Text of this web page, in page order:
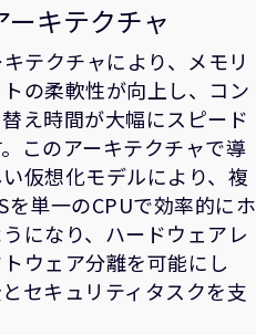
キテクチャ
テクチャにより、メモリ
の柔軟性が向上し、コン
え時間が大幅にスピード
このアーキテクチャで導
仮想化モデルにより、複
を単一のCPUで効率的にホ
になり、ハードウェアレ
ウェア分離を可能にし
セキュリティタスクを支